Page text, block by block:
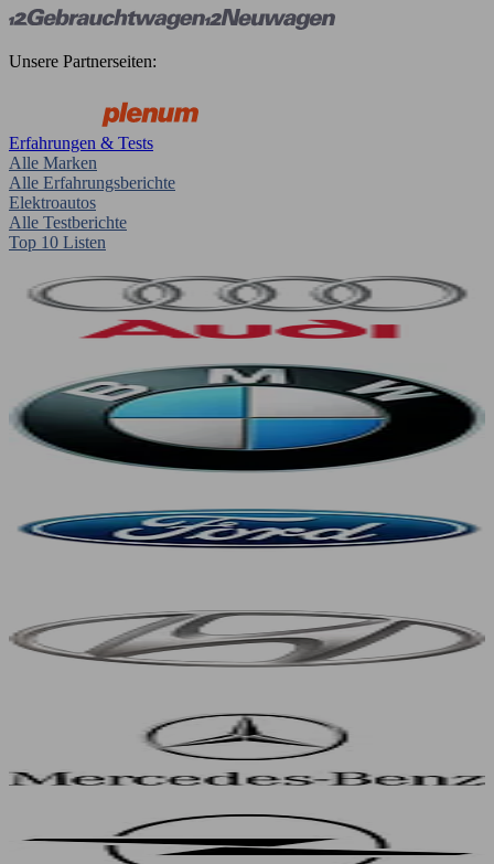
Unsere Partnerseiten:
Erfahrungen & Tests
Alle Marken
Alle Erfahrungsberichte
Elektroautos
Alle Testberichte
Top 10 Listen